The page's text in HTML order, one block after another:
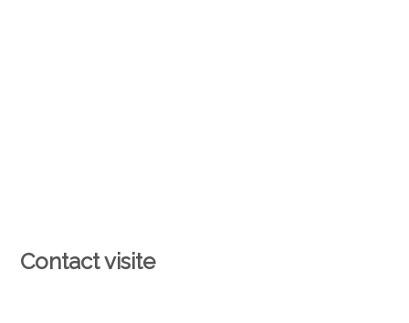
Contact visite